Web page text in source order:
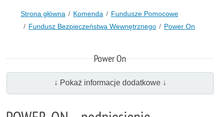
Strona główna Komenda
Fundusze Pomocowe
Fundusz Bezpieczeństwa Wewnętrznego
Power On
Power On
↓ Pokaż informacje dodatkowe ↓